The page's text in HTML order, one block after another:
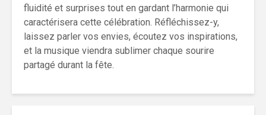
fluidité et surprises tout en gardant l’harmonie qui
caractérisera cette célébration. Réfléchissez-y,
laissez parler vos envies, écoutez vos inspirations,
et la musique viendra sublimer chaque sourire
partagé durant la fête.